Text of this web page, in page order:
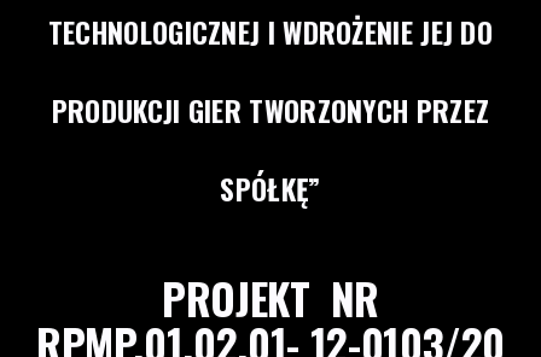
TECHNOLOGICZNEJ I WDROŻENIE JEJ DO
PRODUKCJI GIER TWORZONYCH PRZEZ
SPÓŁKĘ”
PROJEKT NR
RPMP.01.02.01- 12-0103/20